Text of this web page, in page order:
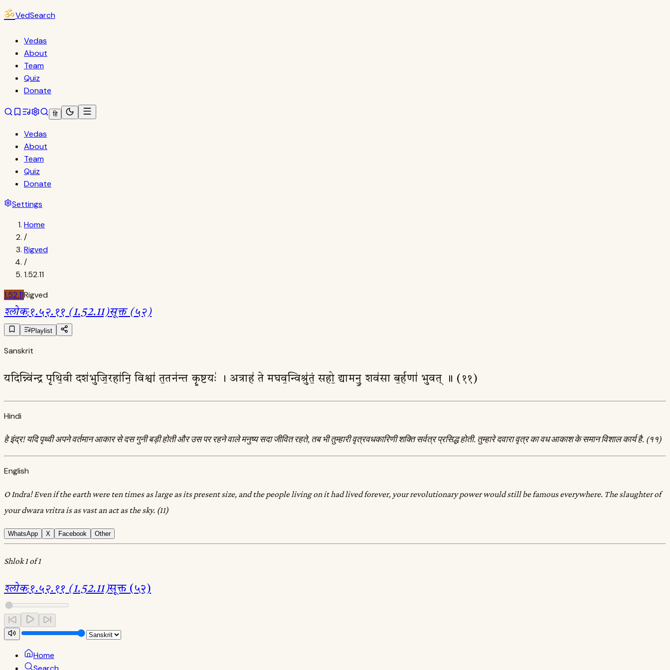
ॐVedSearch
Vedas
About
Team
Quiz
Donate
हि
Vedas
About
Team
Quiz
Donate
Settings
Home
/
Rigved
/
1.52.11
1.52.11Rigved
श्लोक:१.५२.११ (1.52.11)सूक्त (५२)
Playlist
Sanskrit
यदिन्न्वि॑न्द्र पृथि॒वी दश॑भुजि॒रहा॑नि॒ विश्वा॑ त॒तन॑न्त कृ॒ष्टयः॑ । अत्राह॑ ते मघव॒न्विश्रु॑तं॒ सहो॒ द्यामनु॒ शव॑सा ब॒र्हणा॑ भुवत् ॥ (११)
Hindi
हे इंद्र! यदि पृथ्वी अपने वर्तमान आकार से दस गुनी बड़ी होती और उस पर रहने वाले मनुष्य सदा जीवित रहते, तब भी तुम्हारी वृत्रवधकारिणी शक्ति सर्वत्र प्रसिद्ध होती. तुम्हारे दवारा वृत्र का वध आकाश के समान विशाल कार्य है. (११)
English
O Indra! Even if the earth were ten times as large as its present size, and the people living on it had lived forever, your revolutionary power would still be famous everywhere. The slaughter of
your dwara vritra is as vast an act as the sky. (11)
WhatsApp X Facebook Other
Shlok 1 of 1
श्लोक:१.५२.११ (1.52.11)सूक्त (५२)
Home